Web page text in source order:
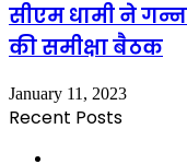
सीएम धामी ने
की समीक्षा बैठक
January 11, 2023
Recent Posts